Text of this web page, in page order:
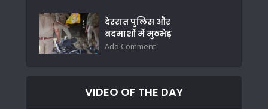
देररात पुलिस और
बदमाशों में मुठभेड़
Add Comment
VIDEO OF THE DAY